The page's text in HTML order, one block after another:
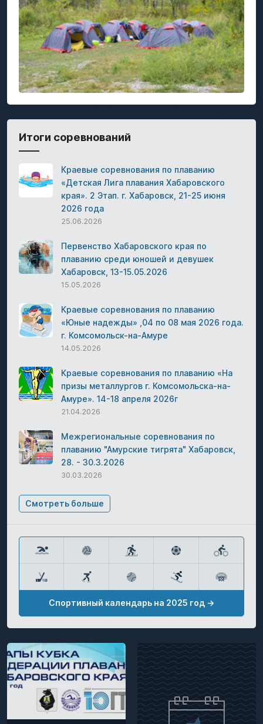
Итоги соревнований
Краевые соревнования по плаванию
«Детская Лига плавания Хабаровского
края». 2 Этап. г. Хабаровск, 21-25 июня
2026 года
25.06.2026
Первенство Хабаровского края по
плаванию среди юношей и девушек
Хабаровск, 13-15.05.2026
15.05.2026
Краевые соревнования по плаванию
«Юные надежды» ,04 по 08 мая 2026 года.
г. Комсомольск-на-Амуре
14.05.2026
Краевые соревнования по плаванию «На
призы металлургов г. Комсомольска-на-
Амуре». 14-18 апреля 2026г
21.04.2026
Межрегиональные соревнования по
плаванию "Амурские тигрята" Хабаровск,
28. - 30.3.2026
30.03.2026
Смотреть больше
Спортивный календарь на 2025 год →